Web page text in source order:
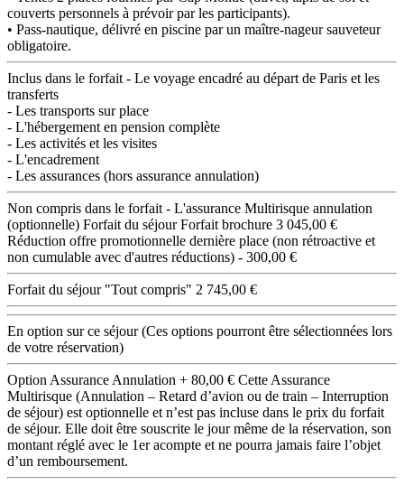
couverts personnels à prévoir par les participants).
• Pass-nautique, délivré en piscine par un maître-nageur sauveteur
obligatoire.
Inclus dans le forfait - Le voyage encadré au départ de Paris et les
transferts
- Les transports sur place
- L'hébergement en pension complète
- Les activités et les visites
- L'encadrement
- Les assurances (hors assurance annulation)
Non compris dans le forfait - L'assurance Multirisque annulation
(optionnelle) Forfait du séjourForfait brochure 3 045,00 €
Réduction offre promotionnelle dernière place (non rétroactive et
non cumulable avec d'autres réductions) - 300,00 €
Forfait du séjour "Tout compris" 2 745,00 €
En option sur ce séjour (Ces options pourront être sélectionnées lors
de votre réservation)
Option Assurance Annulation + 80,00 € Cette Assurance
Multirisque (Annulation – Retard d’avion ou de train – Interruption
de séjour) est optionnelle et n’est pas incluse dans le prix du forfait
de séjour. Elle doit être souscrite le jour même de la réservation, son
montant réglé avec le 1er acompte et ne pourra jamais faire l’objet
d’un remboursement.